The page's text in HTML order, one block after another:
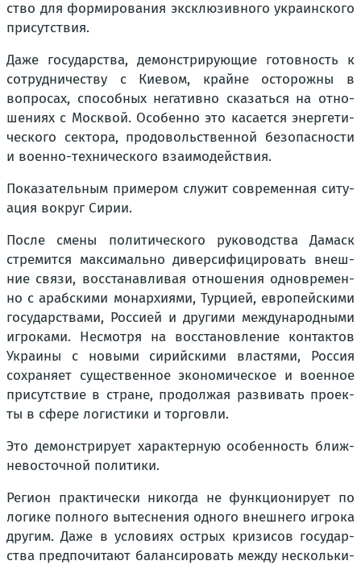
ство для фор­ми­ро­ва­ния экс­клю­зив­но­го укра­ин­ско­го
при­сут­ствия.
Даже госу­дар­ства, демон­стри­ру­ю­щие готов­ность к
сотруд­ни­че­ству с Кие­вом, крайне осто­рож­ны в
вопро­сах, спо­соб­ных нега­тив­но ска­зать­ся на отно­
ше­ни­ях с Моск­вой. Осо­бен­но это каса­ет­ся энер­ге­ти­
че­ско­го сек­то­ра, про­до­воль­ствен­ной без­опас­но­сти
и воен­но-тех­ни­че­ско­го вза­и­мо­дей­ствия.
Пока­за­тель­ным при­ме­ром слу­жит совре­мен­ная ситу­
а­ция вокруг Сирии.
После сме­ны поли­ти­че­ско­го руко­вод­ства Дамаск
стре­мит­ся мак­си­маль­но дивер­си­фи­ци­ро­вать внеш­
ние свя­зи, вос­ста­нав­ли­вая отно­ше­ния одно­вре­мен­
но с араб­ски­ми монар­хи­я­ми, Тур­ци­ей, евро­пей­ски­ми
госу­дар­ства­ми, Рос­си­ей и дру­ги­ми меж­ду­на­род­ны­ми
игро­ка­ми. Несмот­ря на вос­ста­нов­ле­ние кон­так­тов
Укра­и­ны с новы­ми сирий­ски­ми вла­стя­ми, Рос­сия
сохра­ня­ет суще­ствен­ное эко­но­ми­че­ское и воен­ное
при­сут­ствие в стране, про­дол­жая раз­ви­вать про­ек­
ты в сфе­ре логи­сти­ки и тор­гов­ли.
Это демон­стри­ру­ет харак­тер­ную осо­бен­ность ближ­
не­во­сточ­ной поли­ти­ки.
Реги­он прак­ти­че­ски нико­гда не функ­ци­о­ни­ру­ет по
логи­ке пол­но­го вытес­не­ния одно­го внеш­не­го игро­ка
дру­гим. Даже в усло­ви­ях ост­рых кри­зи­сов госу­дар­
ства пред­по­чи­та­ют балан­си­ро­вать меж­ду несколь­ки­